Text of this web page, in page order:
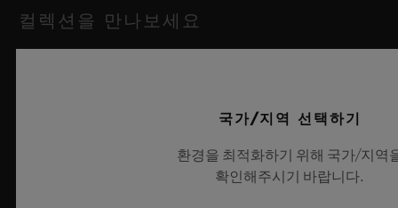
컬렉션을 만나보세요
국가/지역 선택하기
환경을 최적화하기 위해 국가/지역
확인해주시기 바랍니다.